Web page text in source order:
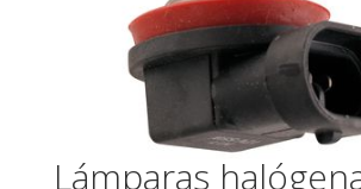
Lámparas